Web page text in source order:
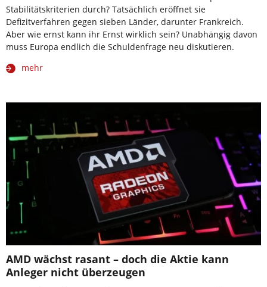
Stabilitätskriterien durch? Tatsächlich eröffnet sie
Defizitverfahren gegen sieben Länder, darunter Frankreich.
Aber wie ernst kann ihr Ernst wirklich sein? Unabhängig davon
muss Europa endlich die Schuldenfrage neu diskutieren.
mehr
AMD wächst rasant – doch die Aktie kann
Anleger nicht überzeugen